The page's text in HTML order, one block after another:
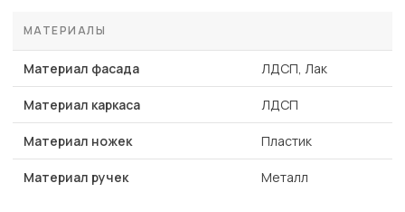
МАТЕРИАЛЫ
Материал фасада ЛДСП, Лак
Материал каркаса ЛДСП
Материал ножек Пластик
Материал ручек Металл